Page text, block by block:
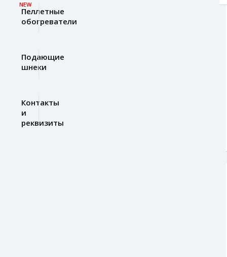
Пеллетные
обогреватели
NEW
Подающие
шнеки
Контакты
и
реквизиты